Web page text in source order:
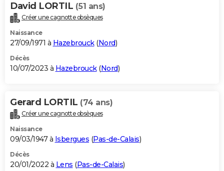
Alimentation
Guide de la santé
Maladies
Médicaments
Sommeil
VOYAGE
Destinations
City break
Voyage nature
Voyage de noces
Forum
Climat
+PHOTO
GUIDES D'ACHAT
BONS PLANS
Carte de Noël
Carte Bonne année
Carte Saint-Valentin
Carte Pâques
Carte d'anniversaire
DICTIONNAIRE
Dictionnaire
Biographies
Citations
Expressions
Proverbes
PROGRAMME TV
S'inscrire
Se connecter
Lycées
Collèges
Primaires
Universités
Entreprises
Service militaire
Avis de recherche
AVIS DE DÉCÈS
David LORTIL (51 ans)
Créer une cagnotte obsèques
Naissance
27/09/1971 à Hazebrouck(Nord)
Décès
10/07/2023 à Hazebrouck(Nord)
Gerard LORTIL (74 ans)
Créer une cagnotte obsèques
Naissance
09/03/1947 à Isbergues (Pas-de-Calais)
Décès
20/01/2022 à Lens (Pas-de-Calais)